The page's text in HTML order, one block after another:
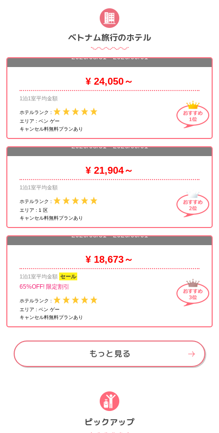
ベトナム旅行のホテル
ソフィテル サイゴン プラザ
2026/08/31 - 2026/09/01
¥ 24,050～
1泊1室平均金額
ホテルランク :
エリア :ベン ゲー
キャンセル料無料プランあり
2026/08/31 - 2026/09/01
¥ 21,904～
1泊1室平均金額
ホテルランク :
エリア : 1 区
キャンセル料無料プランあり
2026/08/31 - 2026/09/01
¥ 18,673～
1泊1室平均金額 セール
65%OFF! 限定割引
ホテルランク :
エリア :ベン ゲー
キャンセル料無料プランあり
もっと見る
ピックアップ